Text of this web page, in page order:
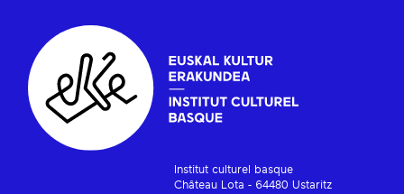
Institut culturel basque
Château Lota - 64480 Ustaritz